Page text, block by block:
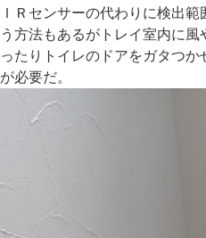
Ｒセンサーの代わりに検出
方法もあるがトレイ室内に風
たりトイレのドアをガタつか
必要だ。